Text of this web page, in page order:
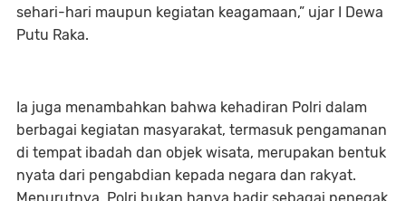
sehari-hari maupun kegiatan keagamaan,” ujar I Dewa
Putu Raka.
Ia juga menambahkan bahwa kehadiran Polri dalam
berbagai kegiatan masyarakat, termasuk pengamanan
di tempat ibadah dan objek wisata, merupakan bentuk
nyata dari pengabdian kepada negara dan rakyat.